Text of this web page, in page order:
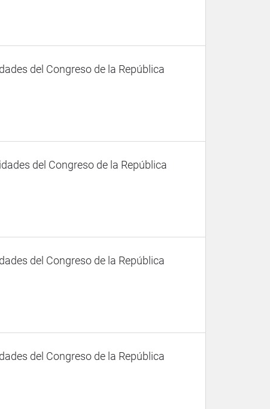
del Congreso de la República
del Congreso de la República
del Congreso de la República
del Congreso de la República